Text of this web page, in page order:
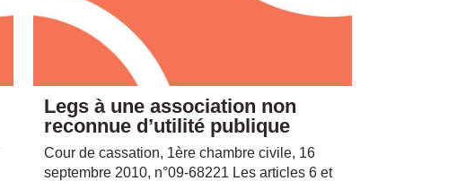
Legs à une association non
reconnue d’utilité publique
Cour de cassation, 1ère chambre civile, 16
septembre 2010, n°09-68221 Les articles 6 et